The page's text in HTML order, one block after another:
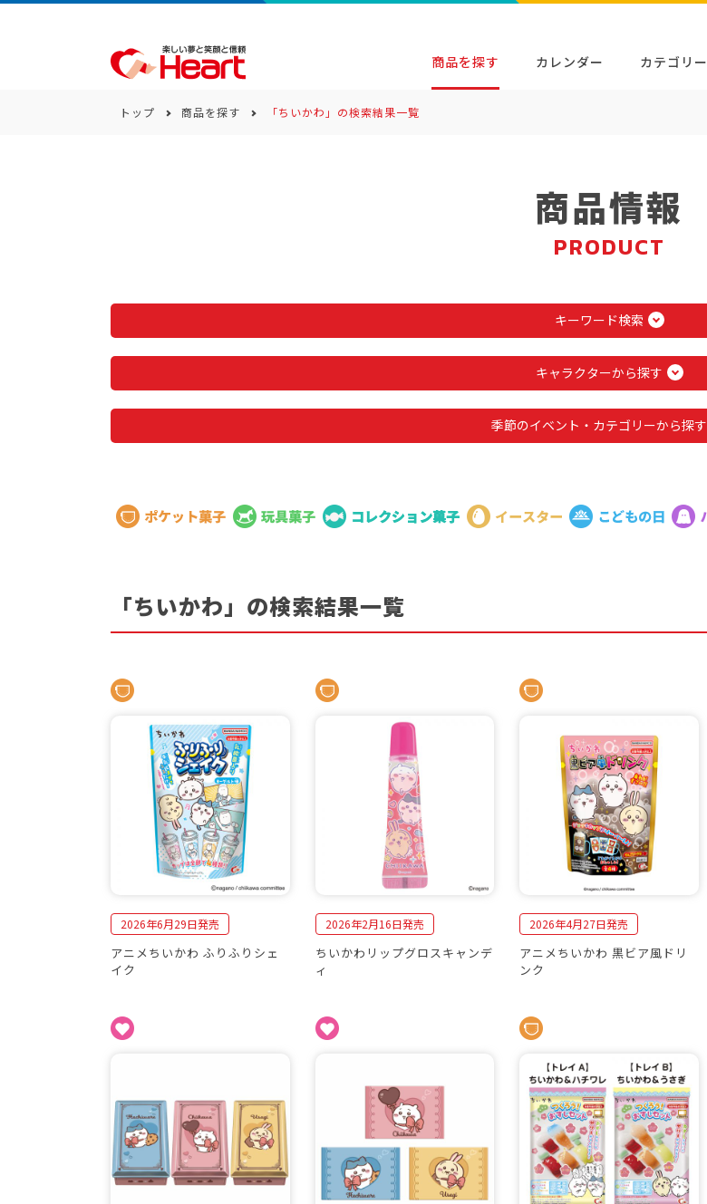
商品を探す
商品一覧 キーワード検索
カレンダー カテゴリー
カテゴリー
ブランド
トップ 商品を探す 「ちいかわ」の検索結果一覧
商品情報
PRODUCT
キーワード検索
キャラクターから探す
季節のイベント・カテゴリーから探す
「ちいかわ」の検索結果一覧
2026年6月29日発売
アニメちいかわ ふりふりシェ
イク
2026年2月16日発売
ちいかわリップグロスキャンデ
ィ
2026年4月27日発売
アニメちいかわ 黒ビア風ドリ
ンク